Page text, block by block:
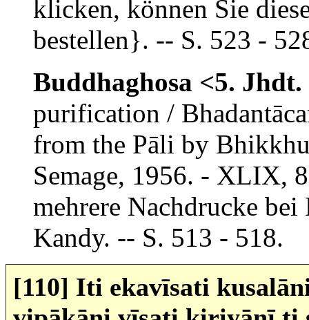
klicken, können Sie
bestellen}. -- S. 523 -
Buddhaghosa <5.
purification /
from the Pāli by
Semage, 1956. - XLIX,
mehrere Nachdrucke
Kandy. -- S. 513 - 518.
[110] Iti ekavīsati